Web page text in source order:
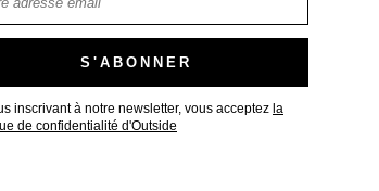
la SaintéLyon à un trail en montagne,
un sentier, pas non plus très technique, en
inscrivant à notre newsletter, vous acceptez la
de confidentialité d'Outside